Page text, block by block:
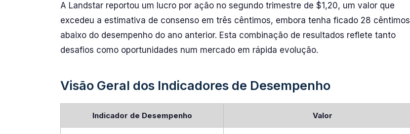
A Landstar reportou um lucro por ação no segundo trimestre de $1,20, um valor que
excedeu a estimativa de consenso em três cêntimos, embora tenha ficado 28 cêntimos
abaixo do desempenho do ano anterior. Esta combinação de resultados reflete tanto
desafios como oportunidades num mercado em rápida evolução.
Visão Geral dos Indicadores de Desempenho
Indicador de Desempenho Valor